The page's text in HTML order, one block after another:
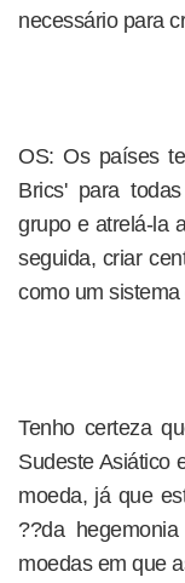
necessário para
OS: Os países
Brics' para
grupo e atrelá-la
seguida, criar
como um
Tenho certeza
Sudeste Asiático
moeda, já que
??da
moedas em que